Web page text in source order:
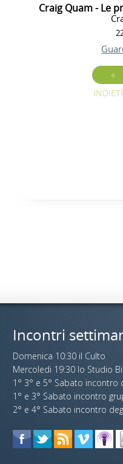
Craig Quam - Le
«
Incontri
Domenica 10:30 il Culto
Mercoledi 19:30 lo Studio
1° 3° e 5° Sabato incontro
1° e 3° Sabato incontro
2° e 4° Sabato incontro